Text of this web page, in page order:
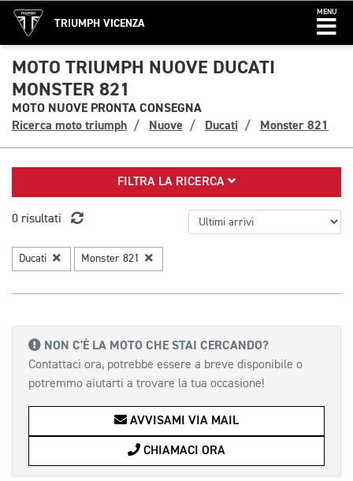
TRIUMPH VICENZA
MENU
MOTO TRIUMPH NUOVE DUCATI
MONSTER 821
MOTO NUOVE PRONTA CONSEGNA
Ricerca moto triumph
Nuove Ducati Monster 821
FILTRA LA RICERCA
0 risultati
Ducati Monster 821
NON C'È LA MOTO CHE STAI CERCANDO?
Contattaci ora, potrebbe essere a breve disponibile o
potremmo aiutarti a trovare la tua occasione!
AVVISAMI VIA MAIL
CHIAMACI ORA